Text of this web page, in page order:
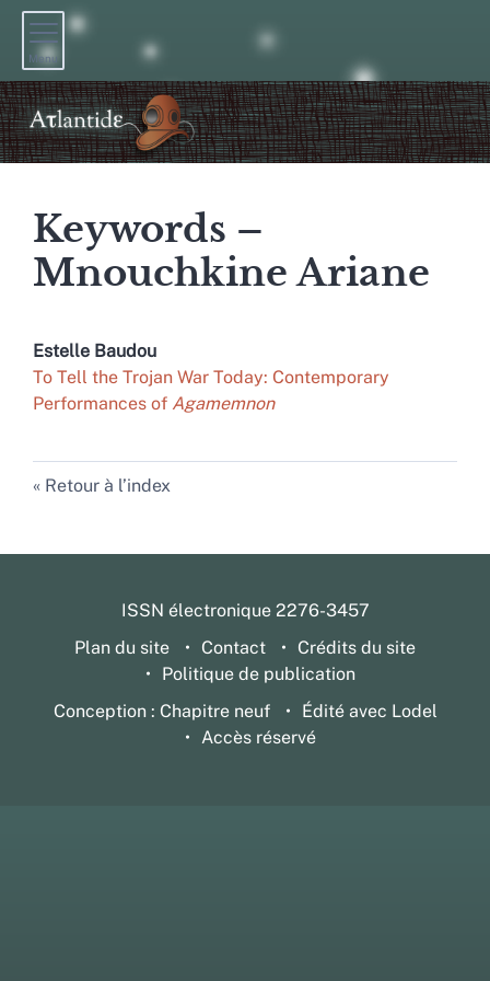
Menu
Keywords –
Mnouchkine Ariane
Estelle Baudou
To Tell the Trojan War Today: Contemporary
Performances of Agamemnon
Retour à l’index
ISSN électronique 2276-3457
Plan du site
Contact
Crédits du site
Politique de publication
Conception : Chapitre neuf
Édité avec Lodel
Accès réservé